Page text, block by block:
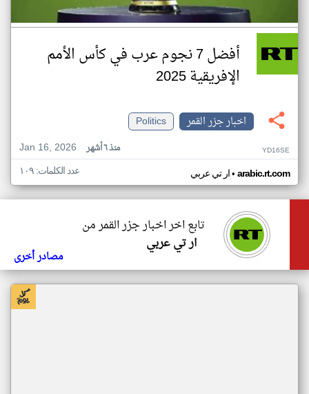
أفضل 7 نجوم عرب في كأس الأمم
الإفريقية 2025
اخبار جزر القمر
Politics
Jan 16, 2026
منذ ٦ أشهر YD16SE
ار تي عربي• arabic.rt.com عدد الكلمات: ١٠٩
تابع اخر اخبار جزر القمر من
ار تي عربي
مصادر أخرى